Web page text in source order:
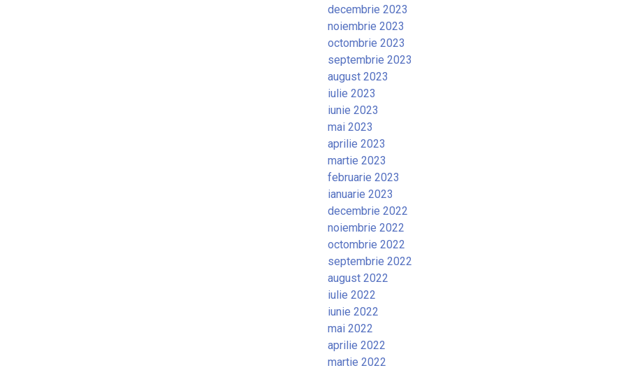
decembrie 2023
noiembrie 2023
octombrie 2023
septembrie 2023
august 2023
iulie 2023
iunie 2023
mai 2023
aprilie 2023
martie 2023
februarie 2023
ianuarie 2023
decembrie 2022
noiembrie 2022
octombrie 2022
septembrie 2022
august 2022
iulie 2022
iunie 2022
mai 2022
aprilie 2022
martie 2022